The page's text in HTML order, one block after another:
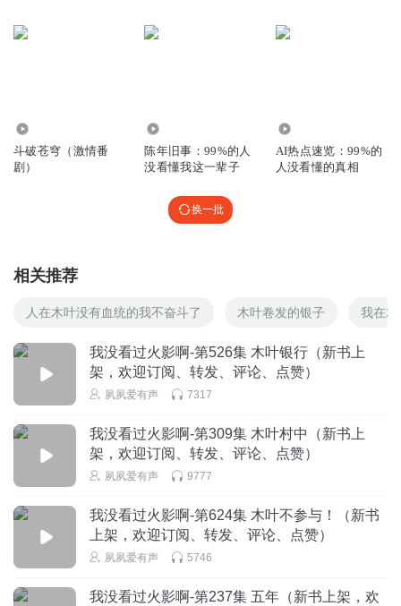
斗破苍穹（激情番
剧）
陈年旧事：99%的人
没看懂我这一辈子
AI热点速览：99%的
人没看懂的真相
换一批
相关推荐
人在木叶没有血统的我不奋斗了 木叶卷发的银子 我在
我没看过火影啊-第526集 木叶银行（新书上
架，欢迎订阅、转发、评论、点赞）
夙夙爱有声 7317
我没看过火影啊-第309集 木叶村中（新书上
架，欢迎订阅、转发、评论、点赞）
夙夙爱有声 9777
我没看过火影啊-第624集 木叶不参与！（新书
上架，欢迎订阅、转发、评论、点赞）
夙夙爱有声 5746
我没看过火影啊-第237集 五年（新书上架，欢